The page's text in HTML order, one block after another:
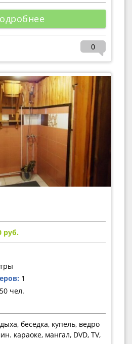
0
руб.
1
50 чел.
беседка, купель, ведро
караоке, мангал, DVD, TV,